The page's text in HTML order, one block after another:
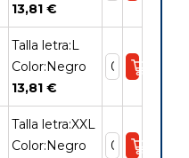
13,81 €
Talla letra:L
Color:Negro
13,81 €
Talla letra:XXL
Color:Negro